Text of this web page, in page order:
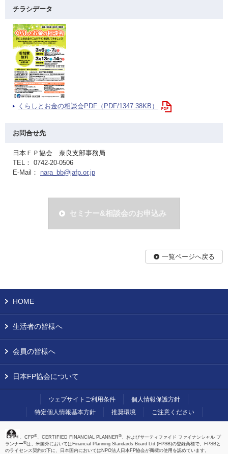
チラシデータ
くらしとお金の相談会PDF（PDF/1347.38KB）
お問合せ先
日本ＦＰ協会 奈良支部事務局
TEL： 0742-20-0506
E-Mail： nara_bb@jafp.or.jp
セミナー&相談会のお申込み
一覧ページへ戻る
HOME
生活者の皆様へ
会員の皆様へ
日本FP協会について
ウェブサイトご利用条件
個人情報保護方針
特定個人情報基本方針
推奨環境 ご注意ください
、CFP®、CERTIFIED FINANCIAL PLANNER®、およびサーティファイド ファイナンシャル プ
ランナー®は、米国外においてはFinancial Planning Standards Board Ltd.(FPSB)の登録商標で、FPSBと
のライセンス契約の下に、日本国内においてはNPO法人日本FP協会が商標の使用を認めています。